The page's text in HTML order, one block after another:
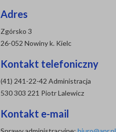
Adres
Zgórsko 3
26-052 Nowiny k. Kielc
Kontakt telefoniczny
(41) 241-22-42 Administracja
530 303 221 Piotr Lalewicz
Kontakt e-mail